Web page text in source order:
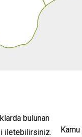
bulunan
iletebilirsiniz.